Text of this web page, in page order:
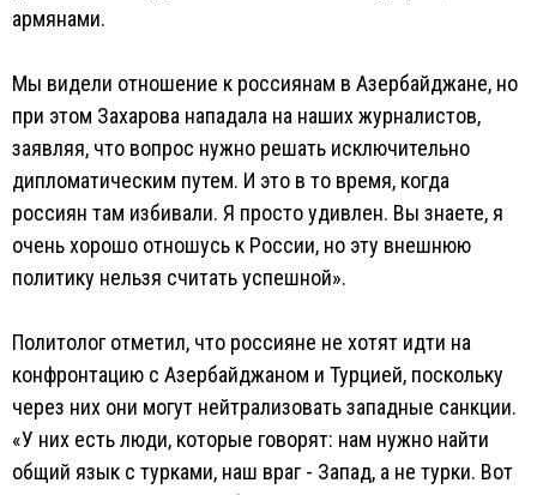
армянами.
Мы видели отношение к россиянам в Азербайджане, но
при этом Захарова нападала на наших журналистов,
заявляя, что вопрос нужно решать исключительно
дипломатическим путем. И это в то время, когда
россиян там избивали. Я просто удивлен. Вы знаете, я
очень хорошо отношусь к России, но эту внешнюю
политику нельзя считать успешной».
Политолог отметил, что россияне не хотят идти на
конфронтацию с Азербайджаном и Турцией, поскольку
через них они могут нейтрализовать западные санкции.
«У них есть люди, которые говорят: нам нужно найти
общий язык с турками, наш враг - Запад, а не турки. Вот